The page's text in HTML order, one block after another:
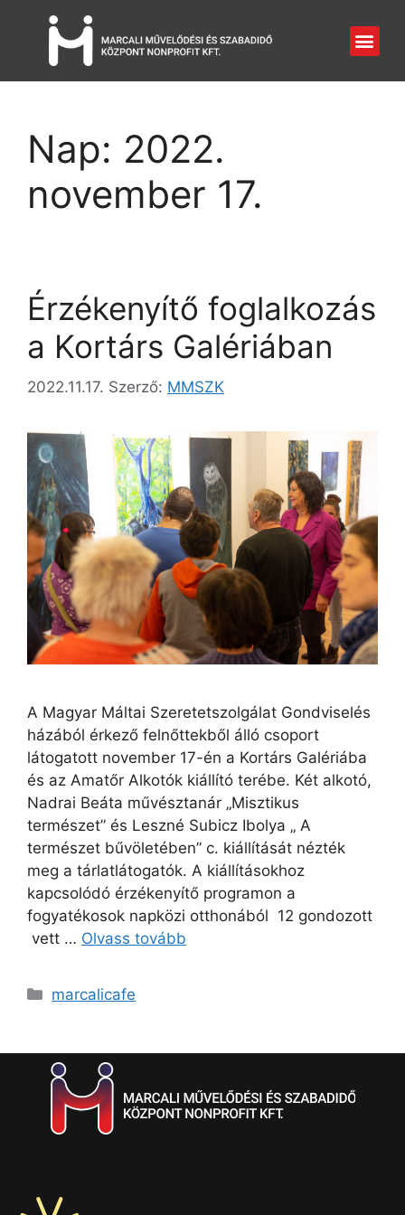
Nap: 2022.
november 17.
Érzékenyítő foglalkozás
a Kortárs Galériában
2022.11.17. Szerző: MMSZK
A Magyar Máltai Szeretetszolgálat Gondviselés
házából érkező felnőttekből álló csoport
látogatott november 17-én a Kortárs Galériába
és az Amatőr Alkotók kiállító terébe. Két alkotó,
Nadrai Beáta művésztanár „Misztikus
természet” és Leszné Subicz Ibolya „ A
természet bűvöletében” c. kiállítását nézték
meg a tárlatlátogatók. A kiállításokhoz
kapcsolódó érzékenyítő programon a
fogyatékosok napközi otthonából 12 gondozott
vett … Olvass tovább
marcalicafe